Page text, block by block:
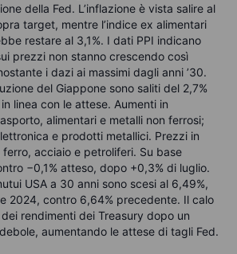
della Fed. L’inflazione è vista salire al
target, mentre l’indice ex alimentari
restare al 3,1%. I dati PPI indicano
prezzi non stanno crescendo così
i dazi ai massimi dagli anni ’30.
del Giappone sono saliti del 2,7%
linea con le attese. Aumenti in
alimentari e metalli non ferrosi;
e prodotti metallici. Prezzi in
acciaio e petroliferi. Su base
−0,1% atteso, dopo +0,3% di luglio.
USA a 30 anni sono scesi al 6,49%,
2024, contro 6,64% precedente. Il calo
rendimenti dei Treasury dopo un
aumentando le attese di tagli Fed.